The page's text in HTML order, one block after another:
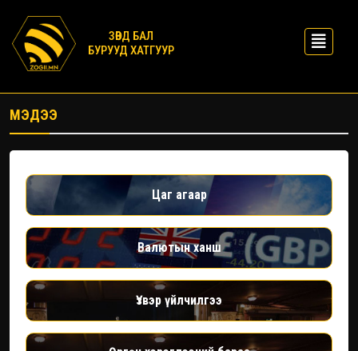
ЗӨВД БАЛ
БУРУУД ХАТГУУР
МЭДЭЭ
Цаг агаар
Валютын ханш
Үзвэр үйлчилгээ